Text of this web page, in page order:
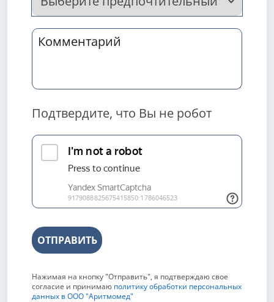
Подтвердите, что Вы не робот
ОТПРАВИТЬ
Нажимая на кнопку "Отправить", я подтверждаю свое
согласие и принимаю политику обработки персональных
данных в ООО "Аритмомед"